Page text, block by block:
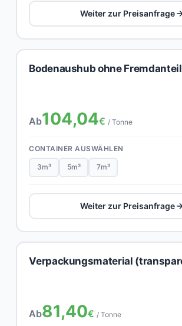
Weiter zur Preisanfrage
Bodenaushub ohne Fremdanteil
Ab104,04€ / Tonne
CONTAINER AUSWÄHLEN
3m³ 5m³ 7m³
Weiter zur Preisanfrage
Verpackungsmaterial
Ab81,40€ / Tonne